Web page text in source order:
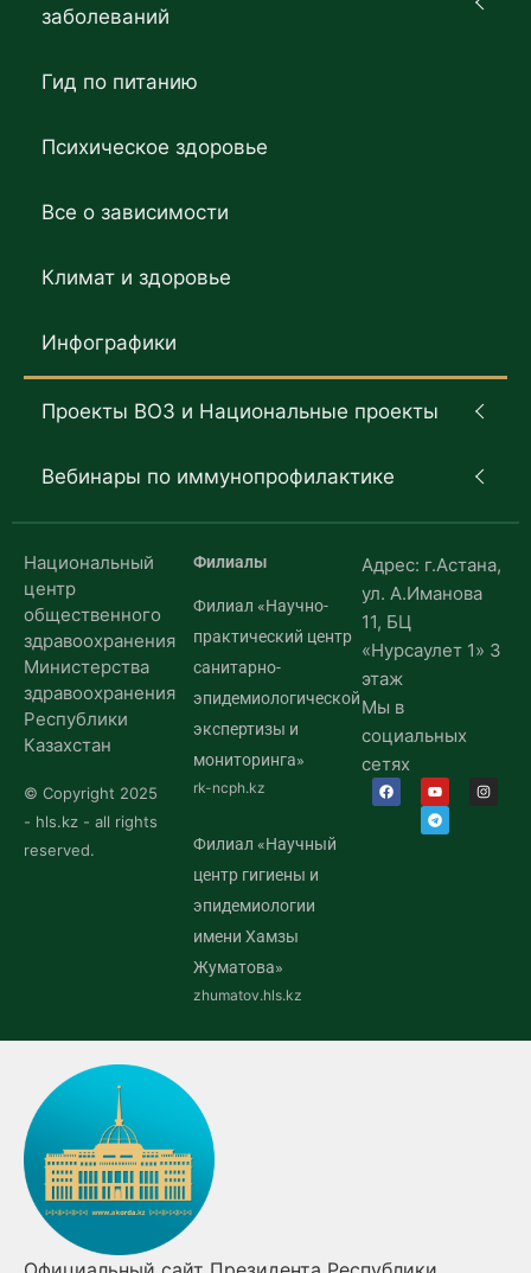
заболеваний
Гид по питанию
Психическое здоровье
Все о зависимости
Климат и здоровье
Инфографики
Проекты ВОЗ и Национальные проекты
Вебинары по иммунопрофилактике
Национальный
центр
общественного
здравоохранения
Министерства
здравоохранения
Республики
Казахстан
© Copyright 2025
- hls.kz - all rights
reserved.
Филиалы
Филиал «Научно-
практический центр
санитарно-
эпидемиологической
экспертизы и
мониторинга»
rk-ncph.kz
Филиал «Научный
центр гигиены и
эпидемиологии
имени Хамзы
Жуматова»
zhumatov.hls.kz
Адрес: г.Астана,
ул. А.Иманова
11, БЦ
«Нурсаулет 1» 3
этаж
Мы в
социальных
сетях